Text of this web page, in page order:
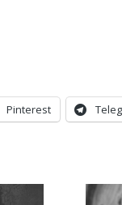
Pinterest